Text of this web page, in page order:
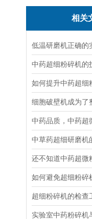
相关
低温研磨机正确的
中药超细粉碎机的
中药品质，中药超
如何避免超细粉碎
超细粉碎机的检查